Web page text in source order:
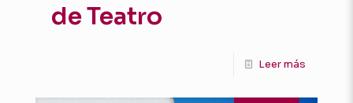
de Teatro
Leer más